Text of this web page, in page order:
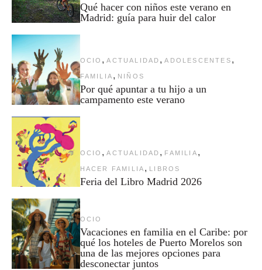
Qué hacer con niños este verano en
Madrid: guía para huir del calor
OCIO , ACTUALIDAD , ADOLESCENTES ,
FAMILIA , NIÑOS
Por qué apuntar a tu hijo a un
campamento este verano
OCIO , ACTUALIDAD , FAMILIA ,
HACER FAMILIA , LIBROS
Feria del Libro Madrid 2026
OCIO
Vacaciones en familia en el Caribe: por
qué los hoteles de Puerto Morelos son
una de las mejores opciones para
desconectar juntos